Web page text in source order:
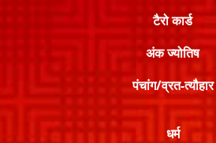
टैरो कार्ड
अंक ज्योतिष
पंचांग/व्रत-त्यौहार
धर्म